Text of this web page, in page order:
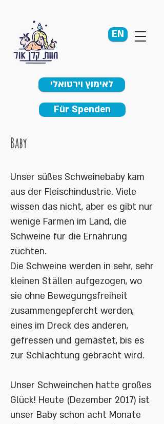
לאימוץ וירטואלי
EN
Für Spenden
Baby
Unser süßes Schweinebaby kam
aus der Fleischindustrie. Viele
wissen das nicht, aber es gibt nur
wenige Farmen im Land, die
Schweine für die Ernährung
züchten.
Die Schweine werden in sehr, sehr
kleinen Ställen aufgezogen, wo
sie ohne Bewegungsfreiheit
zusammengepfercht werden,
eines im Dreck des anderen,
gefressen und gemästet, bis es
zur Schlachtung gebracht wird.
Unser Schweinchen hatte großes
Glück! Heute (Dezember 2017) ist
unser Baby schon acht Monate